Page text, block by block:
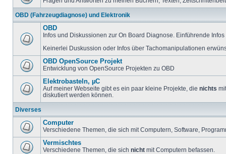
OBD (Fahrzeugdiagnose) und Elektronik
OBD
Infos und Diskussionen zur On Board Diagnose. Einführende
Keinerlei Duskussion oder Infos über Tachomanipulationen
OBD OpenSource Projekt
Entwicklung von OpenSource Projekten zu OBD
Elektrobasteln, µC
Auf meiner Webseite gibt es ein paar kleine Projekte, die nichts
diskutiert werden können.
Diverses
Computer
Verschiedene Themen, die sich mit Computern, Software,
Vermischtes
Verschiedene Themen, die sich nicht mit Computern befassen.